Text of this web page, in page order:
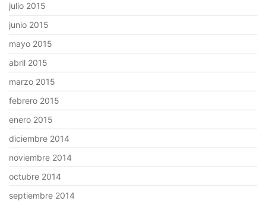
julio 2015
junio 2015
mayo 2015
abril 2015
marzo 2015
febrero 2015
enero 2015
diciembre 2014
noviembre 2014
octubre 2014
septiembre 2014